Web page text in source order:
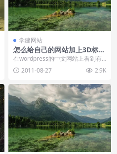
学建网站
怎么给自己的网站加上3D标签
云？
在wordpress的中文网站上看到有
一个3D效果的标签云很酷，并且也
有很强烈的...
2011-08-27 2.9K